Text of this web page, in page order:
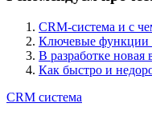
CRM-система и с
Ключевые функции
В разработке
Как быстро и
CRM система